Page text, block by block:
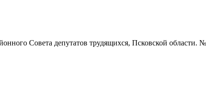
Совета депутатов трудящихся, Псковской области.